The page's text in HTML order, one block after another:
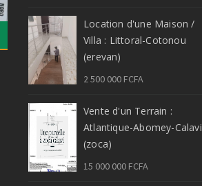
Location d'une Maison /
Villa : Littoral-Cotonou
(erevan)
2 500 000 FCFA
Vente d'un Terrain :
Atlantique-Abomey-Calavi
(zoca)
15 000 000 FCFA